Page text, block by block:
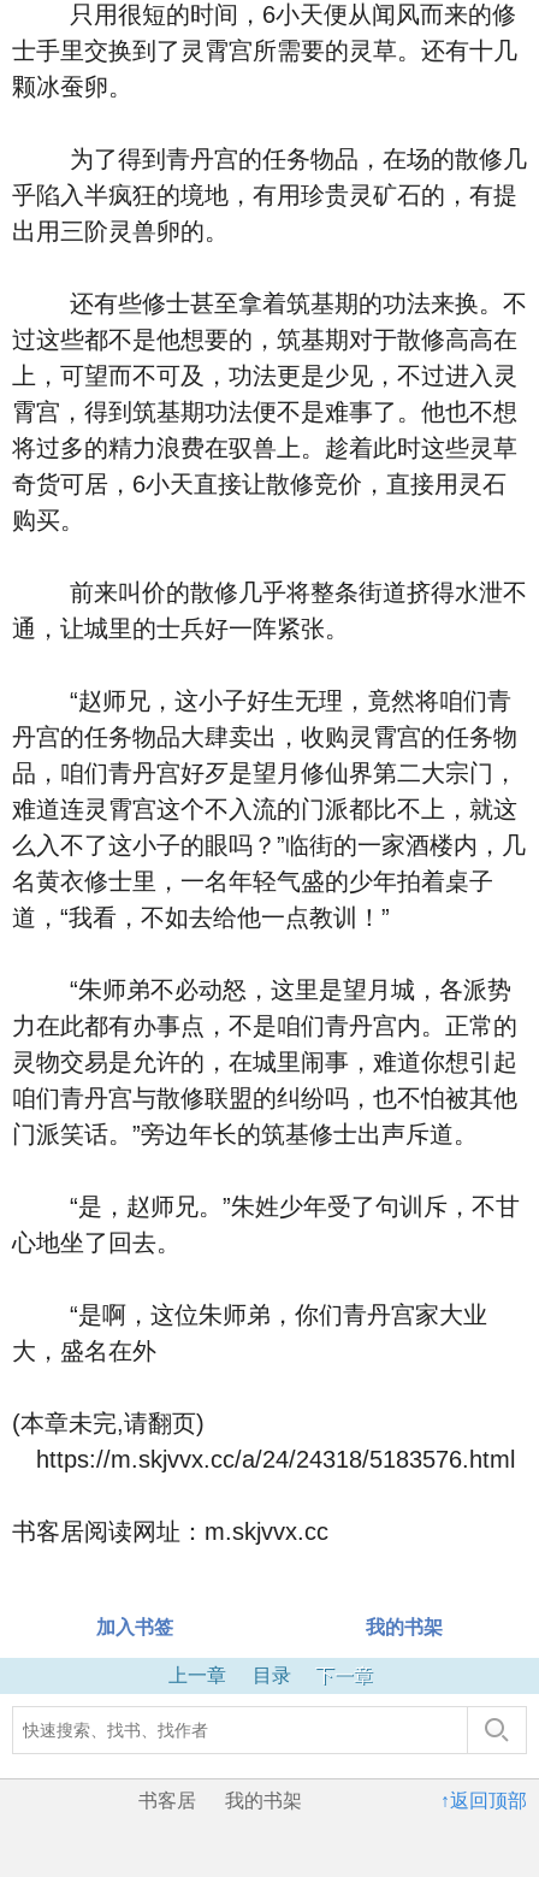
只用很短的时间，6小天便从闻风而来的修
士手里交换到了灵霄宫所需要的灵草。还有十几
颗冰蚕卵。
为了得到青丹宫的任务物品，在场的散修几
乎陷入半疯狂的境地，有用珍贵灵矿石的，有提
出用三阶灵兽卵的。
还有些修士甚至拿着筑基期的功法来换。不
过这些都不是他想要的，筑基期对于散修高高在
上，可望而不可及，功法更是少见，不过进入灵
霄宫，得到筑基期功法便不是难事了。他也不想
将过多的精力浪费在驭兽上。趁着此时这些灵草
奇货可居，6小天直接让散修竞价，直接用灵石
购买。
前来叫价的散修几乎将整条街道挤得水泄不
通，让城里的士兵好一阵紧张。
“赵师兄，这小子好生无理，竟然将咱们青
丹宫的任务物品大肆卖出，收购灵霄宫的任务物
品，咱们青丹宫好歹是望月修仙界第二大宗门，
难道连灵霄宫这个不入流的门派都比不上，就这
么入不了这小子的眼吗？”临街的一家酒楼内，几
名黄衣修士里，一名年轻气盛的少年拍着桌子
道，“我看，不如去给他一点教训！”
“朱师弟不必动怒，这里是望月城，各派势
力在此都有办事点，不是咱们青丹宫内。正常的
灵物交易是允许的，在城里闹事，难道你想引起
咱们青丹宫与散修联盟的纠纷吗，也不怕被其他
门派笑话。”旁边年长的筑基修士出声斥道。
“是，赵师兄。”朱姓少年受了句训斥，不甘
心地坐了回去。
“是啊，这位朱师弟，你们青丹宫家大业
大，盛名在外
(本章未完,请翻页)
https://m.skjvvx.cc/a/24/24318/5183576.html
书客居阅读网址：m.skjvvx.cc
加入书签 我的书架
上一章 目录 下一章
↑返回顶部
书客居 我的书架